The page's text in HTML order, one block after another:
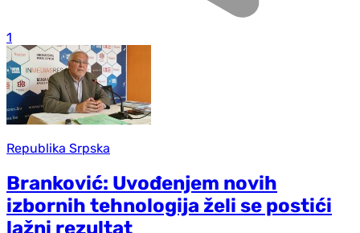
1
Republika Srpska
Branković: Uvođenjem novih
izbornih tehnologija želi se postići
lažni rezultat